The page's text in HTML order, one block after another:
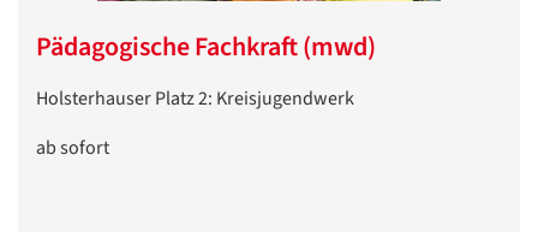
Pädagogische Fachkraft (mwd)
Holsterhauser Platz 2: Kreisjugendwerk
ab sofort